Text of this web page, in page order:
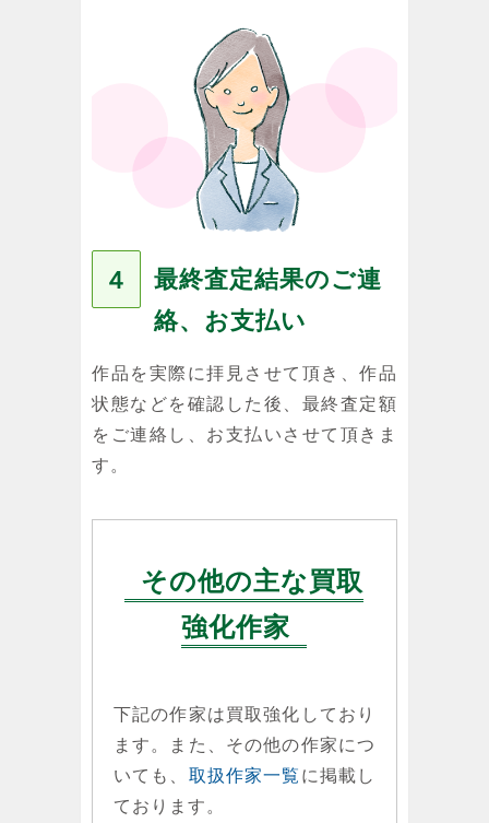
４
最終査定結果のご連
絡、お支払い
作品を実際に拝見させて頂き、作品
状態などを確認した後、最終査定額
をご連絡し、お支払いさせて頂きま
す。
その他の主な買取
強化作家
下記の作家は買取強化しており
ます。また、その他の作家につ
いても、 取扱作家一覧 に掲載し
ております。